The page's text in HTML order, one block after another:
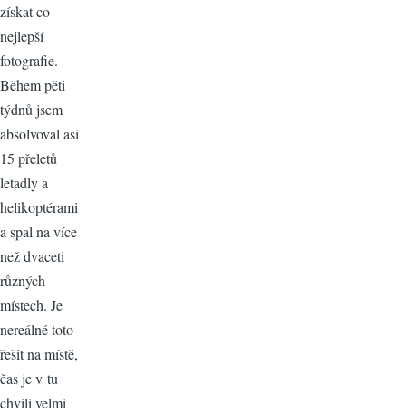
získat co
nejlepší
fotografie.
Během pěti
týdnů jsem
absolvoval asi
15 přeletů
letadly a
helikoptérami
a spal na více
než dvaceti
různých
místech. Je
nereálné toto
řešit na místě,
čas je v tu
chvíli velmi